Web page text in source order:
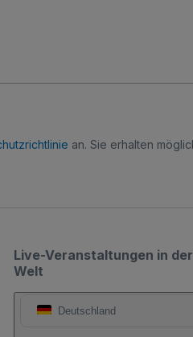
an. Sie erhalten
Live-Veranstaltungen in
Welt
Deutschland